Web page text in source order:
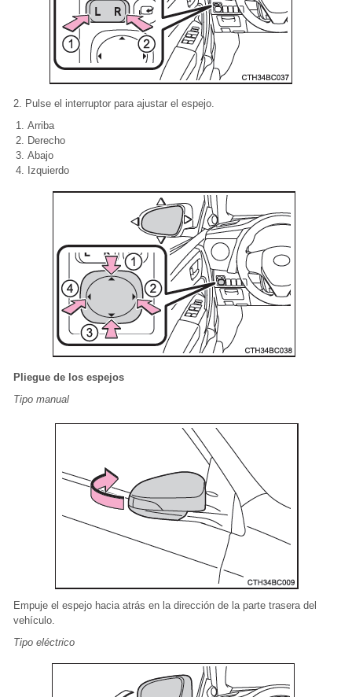
2. Pulse el interruptor para ajustar el espejo.
Arriba
Derecho
Abajo
Izquierdo
Pliegue de los espejos
Tipo manual
Empuje el espejo hacia atrás en la dirección de la parte trasera del
vehículo.
Tipo eléctrico